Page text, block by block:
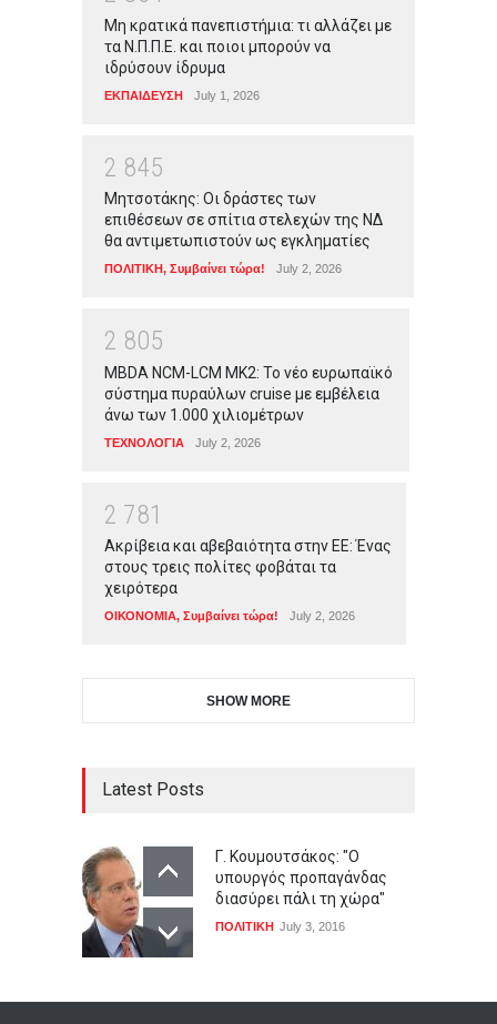
Μη κρατικά πανεπιστήμια: τι αλλάζει με
τα Ν.Π.Π.Ε. και ποιοι μπορούν να
ιδρύσουν ίδρυμα
ΕΚΠΑΙΔΕΥΣΗ July 1, 2026
2 845
Μητσοτάκης: Οι δράστες των
επιθέσεων σε σπίτια στελεχών της ΝΔ
θα αντιμετωπιστούν ως εγκληματίες
ΠΟΛΙΤΙΚΗ, Συμβαίνει τώρα! July 2, 2026
2 805
MBDA NCM-LCM MK2: Το νέο ευρωπαϊκό
σύστημα πυραύλων cruise με εμβέλεια
άνω των 1.000 χιλιομέτρων
ΤΕΧΝΟΛΟΓΙΑ July 2, 2026
2 781
Ακρίβεια και αβεβαιότητα στην ΕΕ: Ένας
στους τρεις πολίτες φοβάται τα
χειρότερα
ΟΙΚΟΝΟΜΙΑ, Συμβαίνει τώρα! July 2, 2026
SHOW MORE
Latest Posts
Γ. Κουμουτσάκος: "Ο
υπουργός προπαγάνδας
διασύρει πάλι τη χώρα"
ΠΟΛΙΤΙΚΗ July 3, 2016